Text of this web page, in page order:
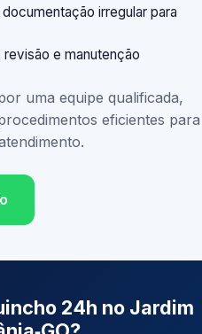
irregular para
e manutenção
uma equipe qualificada,
eficientes para
24h no Jardim